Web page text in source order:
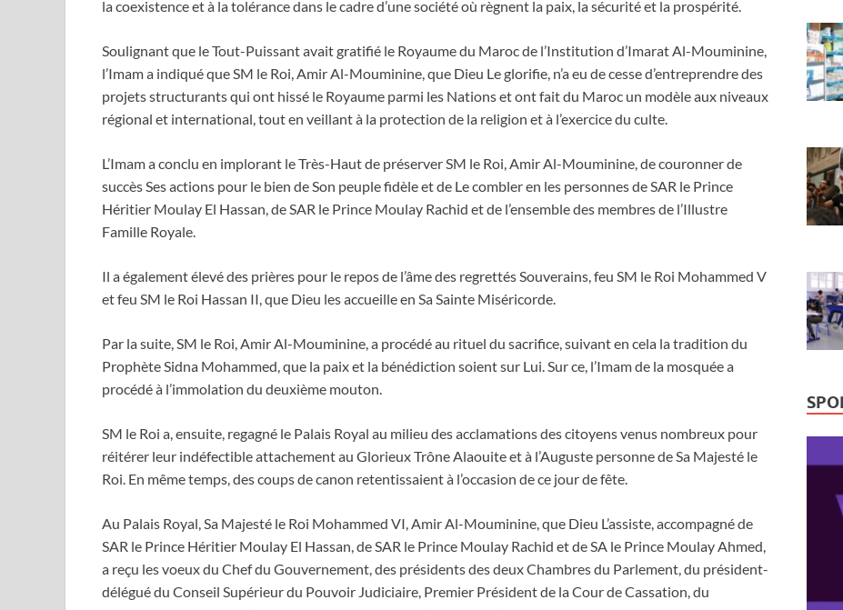
la coexistence et à la tolérance dans le cadre d’une société où règnent la paix, la sécurité et la prospérité.
Soulignant que le Tout-Puissant avait gratifié le Royaume du Maroc de l’Institution d’Imarat Al-Mouminine,
l’Imam a indiqué que SM le Roi, Amir Al-Mouminine, que Dieu Le glorifie, n’a eu de cesse d’entreprendre des
projets structurants qui ont hissé le Royaume parmi les Nations et ont fait du Maroc un modèle aux niveaux
régional et international, tout en veillant à la protection de la religion et à l’exercice du culte.
L’Imam a conclu en implorant le Très-Haut de préserver SM le Roi, Amir Al-Mouminine, de couronner de
succès Ses actions pour le bien de Son peuple fidèle et de Le combler en les personnes de SAR le Prince
Héritier Moulay El Hassan, de SAR le Prince Moulay Rachid et de l’ensemble des membres de l’Illustre
Famille Royale.
Il a également élevé des prières pour le repos de l’âme des regrettés Souverains, feu SM le Roi Mohammed V
et feu SM le Roi Hassan II, que Dieu les accueille en Sa Sainte Miséricorde.
Par la suite, SM le Roi, Amir Al-Mouminine, a procédé au rituel du sacrifice, suivant en cela la tradition du
Prophète Sidna Mohammed, que la paix et la bénédiction soient sur Lui. Sur ce, l’Imam de la mosquée a
procédé à l’immolation du deuxième mouton.
SM le Roi a, ensuite, regagné le Palais Royal au milieu des acclamations des citoyens venus nombreux pour
réitérer leur indéfectible attachement au Glorieux Trône Alaouite et à l’Auguste personne de Sa Majesté le
Roi. En même temps, des coups de canon retentissaient à l’occasion de ce jour de fête.
Au Palais Royal, Sa Majesté le Roi Mohammed VI, Amir Al-Mouminine, que Dieu L’assiste, accompagné de
SAR le Prince Héritier Moulay El Hassan, de SAR le Prince Moulay Rachid et de SA le Prince Moulay Ahmed,
a reçu les voeux du Chef du Gouvernement, des présidents des deux Chambres du Parlement, du président-
délégué du Conseil Supérieur du Pouvoir Judiciaire, Premier Président de la Cour de Cassation, du